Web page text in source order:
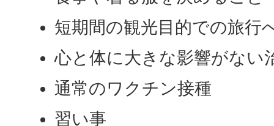
短期間の観光目的での旅行
心と体に大きな影響がない
通常のワクチン接種
習い事